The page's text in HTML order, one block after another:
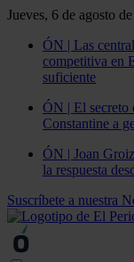
Jueves, 6 de agosto
ÓN | Las
competitiva en
suficiente
ÓN | El secreto
Constantine a
ÓN | Joan
la respuesta
Suscríbete a nuestra